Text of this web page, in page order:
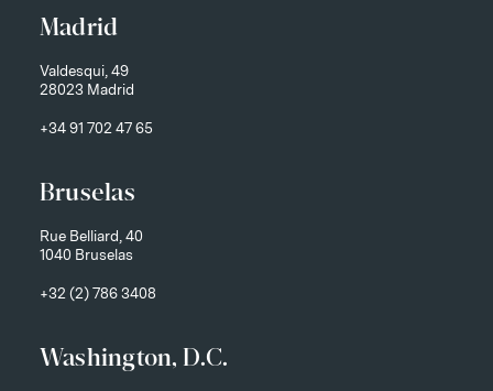
Madrid
Valdesqui, 49
28023 Madrid
+34 91 702 47 65
Bruselas
Rue Belliard, 40
1040 Bruselas
+32 (2) 786 3408
Washington, D.C.